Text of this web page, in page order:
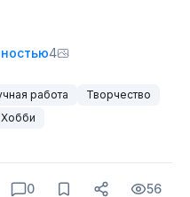
4
работа
Творчество
Хобби
0 56